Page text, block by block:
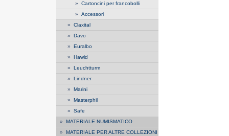
» Cartoncini per francobolli
» Accessori
» Claxital
» Davo
» Euralbo
» Hawid
» Leuchtturm
» Lindner
» Marini
» Masterphil
» Safe
» MATERIALE NUMISMATICO
» MATERIALE PER ALTRE COLLEZIONI